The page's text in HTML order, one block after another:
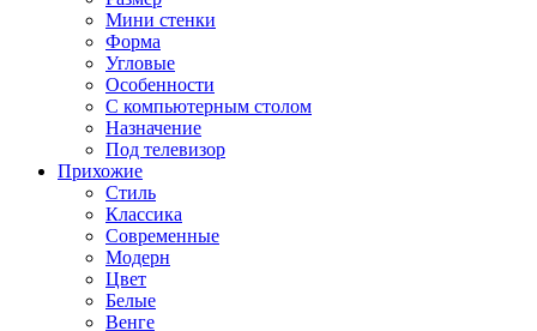
Мини стенки
Форма
Угловые
Особенности
С компьютерным столом
Назначение
Под телевизор
Прихожие
Стиль
Классика
Современные
Модерн
Цвет
Белые
Венге